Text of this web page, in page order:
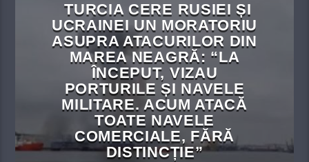
TURCIA CERE RUSIEI ȘI
UCRAINEI UN MORATORIU
ASUPRA ATACURILOR DIN
MAREA NEAGRĂ: “LA
ÎNCEPUT, VIZAU
PORTURILE ȘI NAVELE
MILITARE. ACUM ATACĂ
TOATE NAVELE
COMERCIALE, FĂRĂ
DISTINCȚIE”